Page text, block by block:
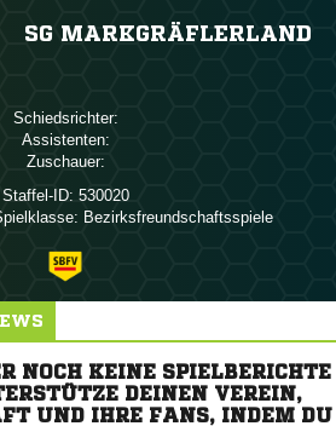
SG MARKGRÄFLERLAND
Schiedsrichter:
Assistenten:
Zuschauer:
Staffel-ID: 530020
Bezirksfreundschaftsspiele
NOCH KEINE SPIELBERICHTE
DEINEN VEREIN,
UND IHRE FANS, INDEM DU